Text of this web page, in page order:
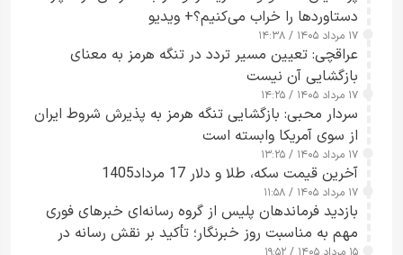
دستاوردها را خراب می‌کنیم؟+ ویدیو
۱۷ مرداد ۱۴۰۵ / ۱۴:۳۸
عراقچی: تعیین مسیر تردد در تنگه هرمز به معنای
بازگشایی آن نیست
۱۷ مرداد ۱۴۰۵ / ۱۴:۲۵
سردار محبی: بازگشایی تنگه هرمز به پذیرش شروط ایران
از سوی آمریکا وابسته است
۱۷ مرداد ۱۴۰۵ / ۱۳:۲۵
آخرین قیمت سکه، طلا و دلار 17 مرداد1405
۱۷ مرداد ۱۴۰۵ / ۱۱:۵۸
بازدید فرماندهان پلیس از گروه رسانه‌ای خبرهای فوری
مهم به مناسبت روز خبرنگار؛ تأکید بر نقش رسانه در